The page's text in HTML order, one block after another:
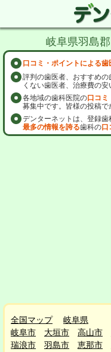
岐阜県羽島
口コミ・ポイントによる
評判の歯医者、おすすめ
くない歯医者、治療費の安
各地域の歯科医院の口コ
募集中です。皆様の投稿で
デンターネットは、登録
最多の情報を誇る歯科の口
全国マップ
岐阜県
岐阜市
大垣市 高山市
瑞浪市
羽島市 恵那市